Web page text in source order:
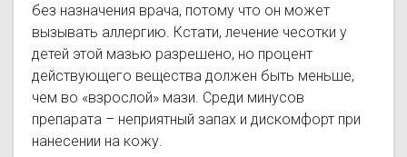
без назначения врача, потому что он может
вызывать аллергию. Кстати, лечение чесотки у
детей этой мазью разрешено, но процент
действующего вещества должен быть меньше,
чем во «взрослой» мази. Среди минусов
препарата – неприятный запах и дискомфорт при
нанесении на кожу.